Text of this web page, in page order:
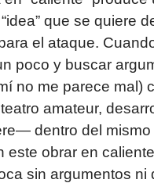
que se quiere
el ataque.
poco y buscar
no me parece mal)
amateur,
dentro del mismo
este obrar en
sin argumentos ni